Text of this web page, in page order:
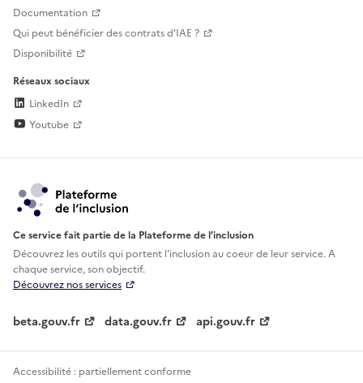
Documentation
Qui peut bénéficier des contrats d'IAE ?
Disponibilité
Réseaux sociaux
LinkedIn
Youtube
Ce service fait partie de la Plateforme de l’inclusion
Découvrez les outils qui portent l'inclusion aucoeur de leur service. A
chaque service, son objectif.
Découvrez nos services
beta.gouv.fr data.gouv.fr api.gouv.fr
Accessibilité : partiellement conforme